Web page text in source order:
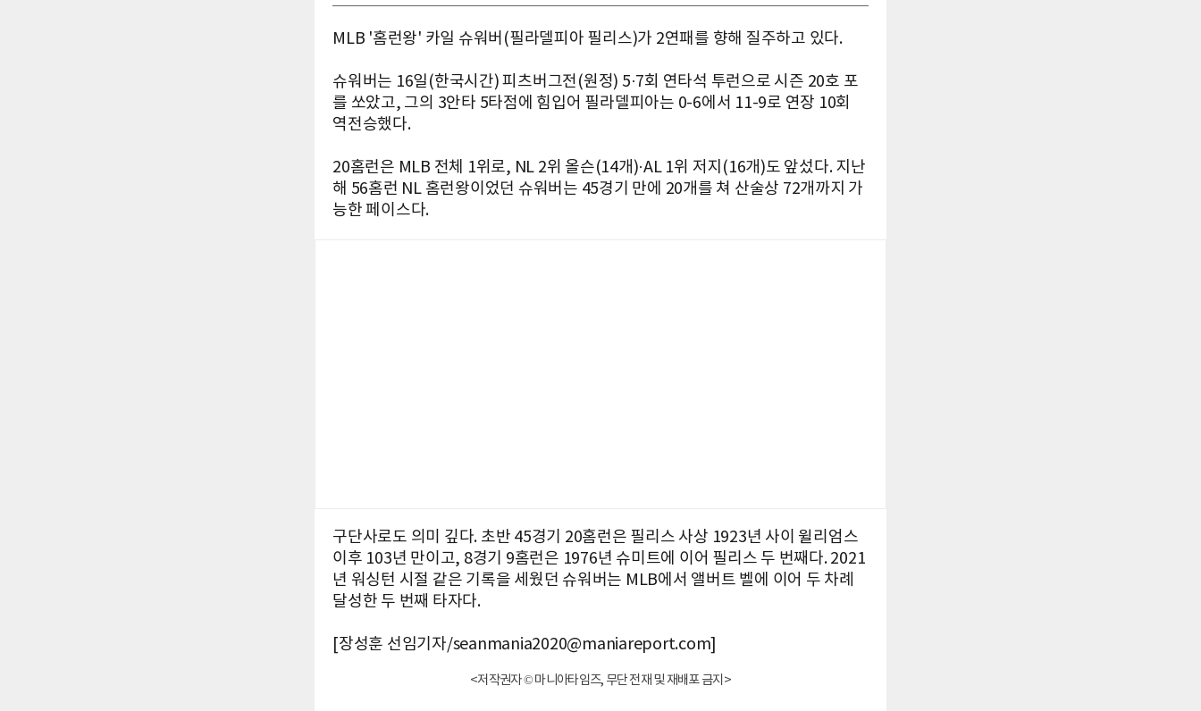
MLB '홈런왕' 카일 슈워버(필라델피아 필리스)가 2연패를 향해 질주하고 있다.
슈워버는 16일(한국시간) 피츠버그전(원정) 5·7회 연타석 투런으로 시즌 20호 포
를 쏘았고, 그의 3안타 5타점에 힘입어 필라델피아는 0-6에서 11-9로 연장 10회
역전승했다.
20홈런은 MLB 전체 1위로, NL 2위 올슨(14개)·AL 1위 저지(16개)도 앞섰다. 지난
해 56홈런 NL 홈런왕이었던 슈워버는 45경기 만에 20개를 쳐 산술상 72개까지 가
능한 페이스다.
구단사로도 의미 깊다. 초반 45경기 20홈런은 필리스 사상 1923년 사이 윌리엄스
이후 103년 만이고, 8경기 9홈런은 1976년 슈미트에 이어 필리스 두 번째다. 2021
년 워싱턴 시절 같은 기록을 세웠던 슈워버는 MLB에서 앨버트 벨에 이어 두 차례
달성한 두 번째 타자다.
[장성훈 선임기자/seanmania2020@maniareport.com]
<저작권자 © 마니아타임즈, 무단 전재 및 재배포 금지>